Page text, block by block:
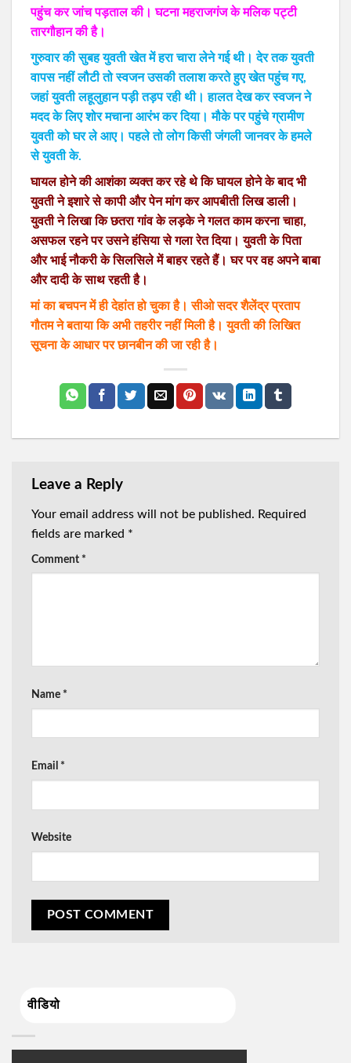
पहुंच कर जांच पड़ताल की। घटना महराजगंज के मलिक पट्टी
तारगौहान की है।
गुरुवार की सुबह युवती खेत में हरा चारा लेने गई थी। देर तक युवती
वापस नहीं लौटी तो स्वजन उसकी तलाश करते हुए खेत पहुंच गए,
जहां युवती लहूलुहान पड़ी तड़प रही थी। हालत देख कर स्वजन ने
मदद के लिए शोर मचाना आरंभ कर दिया। मौके पर पहुंचे ग्रामीण
युवती को घर ले आए। पहले तो लोग किसी जंगली जानवर के हमले
से युवती के.
घायल होने की आशंका व्यक्त कर रहे थे कि घायल होने के बाद भी
युवती ने इशारे से कापी और पेन मांग कर आपबीती लिख डाली।
युवती ने लिखा कि छतरा गांव के लड़के ने गलत काम करना चाहा,
असफल रहने पर उसने हंसिया से गला रेत दिया। युवती के पिता
और भाई नौकरी के सिलसिले में बाहर रहते हैं। घर पर वह अपने बाबा
और दादी के साथ रहती है।
मां का बचपन में ही देहांत हो चुका है। सीओ सदर शैलेंद्र प्रताप
गौतम ने बताया कि अभी तहरीर नहीं मिली है। युवती की लिखित
सूचना के आधार पर छानबीन की जा रही है।
Leave a Reply
Your email address will not be published. Required
fields are marked *
Comment *
Name *
Email *
Website
वीडियो